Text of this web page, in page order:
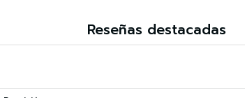
Reseñas destacadas